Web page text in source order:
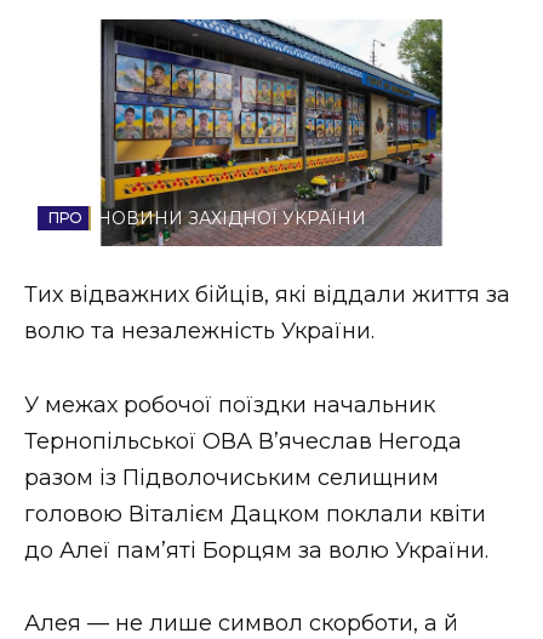
Події
Політика
Соціум
Спорт
Стиль життя
Втрачений Ужгород
ЗАКАРПАТСЬКІ НОВИНИ
НОВИНИ ЗАХІДНОЇ УКРАЇНИ
Тих відважних бійців, які віддали життя за
волю та незалежність України.
У межах робочої поїздки начальник
Тернопільської ОВА В’ячеслав Негода
разом із Підволочиським селищним
головою Віталієм Дацком поклали квіти
до Алеї пам’яті Борцям за волю України.
Алея — не лише символ скорботи, а й